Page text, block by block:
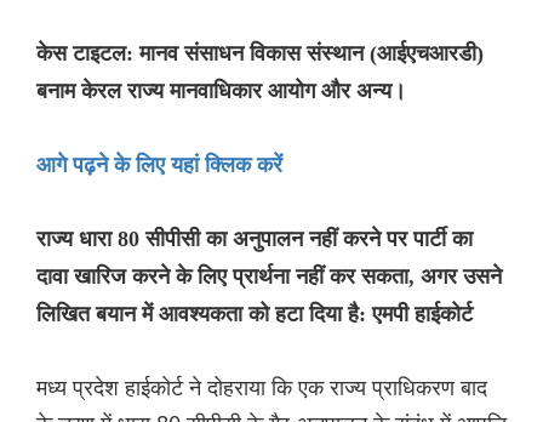
केस टाइटल: मानव संसाधन विकास संस्थान (आईएचआरडी)
बनाम केरल राज्य मानवाधिकार आयोग और अन्य।
आगे पढ़ने के लिए यहां क्लिक करें
राज्य धारा 80 सीपीसी का अनुपालन नहीं करने पर पार्टी का
दावा खारिज करने के लिए प्रार्थना नहीं कर सकता, अगर उसने
लिखित बयान में आवश्यकता को हटा दिया है: एमपी हाईकोर्ट
मध्य प्रदेश हाईकोर्ट ने दोहराया कि एक राज्य प्राधिकरण बाद